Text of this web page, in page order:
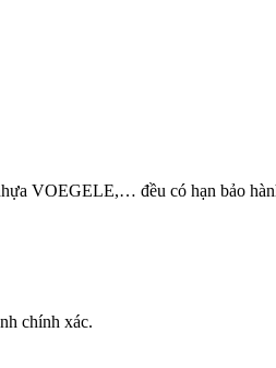
VOEGELE,… đều có hạn bảo
chính xác.